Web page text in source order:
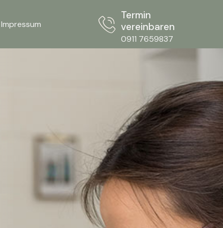
Impressum
Termin
vereinbaren
0911 7659837